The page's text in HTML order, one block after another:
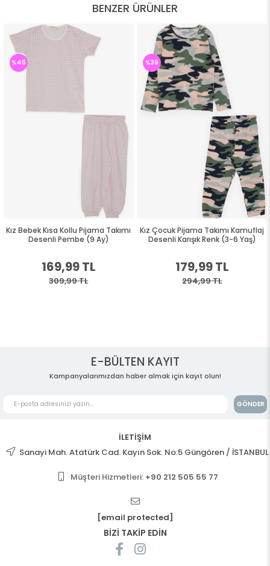
BENZER ÜRÜNLER
Kız Bebek Kısa Kollu Pijama Takımı
Desenli Pembe (9 Ay)
169,99 TL
309,99 TL
%45
Kız Çocuk Pijama Takımı Kamuflaj
Desenli Karışık Renk (3-6 Yaş)
179,99 TL
294,99 TL
%39
E-BÜLTEN KAYIT
Kampanyalarımızdan haber almak için kayıt olun!
GÖNDER
İLETİŞİM
Sanayi Mah. Atatürk Cad. Kayın Sok. No:5 Güngören / İSTANBUL
Müşteri Hizmetleri: +90 212 505 55 77
[email protected]
BİZİ TAKİP EDİN